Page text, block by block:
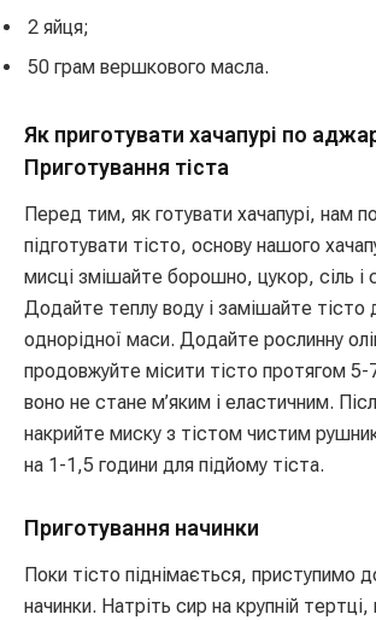
2 яйця;
50 грам вершкового масла.
Як приготувати хачапурі по
Приготування тіста
Перед тим, як готувати хачапурі, нам
підготувати тісто, основу нашого
мисці змішайте борошно, цукор, сіль і
Додайте теплу воду і замішайте тісто
однорідної маси. Додайте рослинну
продовжуйте місити тісто протягом 5-
воно не стане м’яким і еластичним.
накрийте миску з тістом чистим
на 1-1,5 години для підйому тіста.
Приготування начинки
Поки тісто піднімається, приступимо
начинки. Натріть сир на крупній